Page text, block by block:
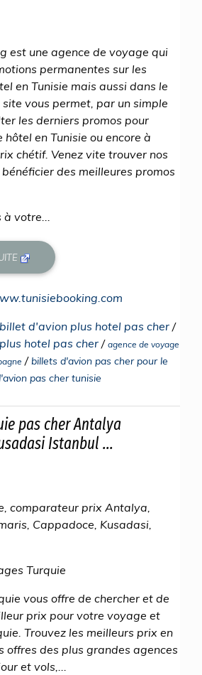
est une agence de voyage qui
permanentes sur les
en Tunisie mais aussi dans le
vous permet, par un simple
les derniers promos pour
en Tunisie ou encore à
chétif. Venez vite trouver nos
des meilleures promos
à votre...
billet d'avion plus hotel pas cher /
hotel pas cher/ agence de voyage
/billets d'avion pas cher pour le
pas cher tunisie
pas cher Antalya
Istanbul ...
comparateur prix Antalya,
Cappadoce, Kusadasi,
Turquie
vous offre de chercher et de
prix pour votre voyage et
Trouvez les meilleurs prix en
offres des plus grandes agences
et vols,...